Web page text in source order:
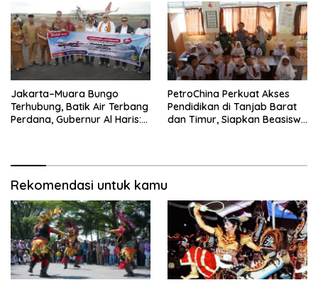
Jakarta–Muara Bungo
Terhubung, Batik Air Terbang
Perdana, Gubernur Al Haris:
PetroChina Perkuat Akses
Pendidikan di Tanjab Barat
dan Timur, Siapkan Beasiswa
Rekomendasi untuk kamu